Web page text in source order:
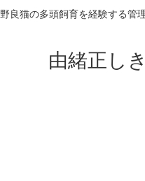
良猫の多頭飼育を経験する管
由緒正し